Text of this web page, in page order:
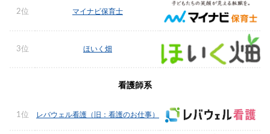
2位 マイナビ保育士
3位 ほいく畑
看護師系
1位 レバウェル看護（旧：看護のお仕事）